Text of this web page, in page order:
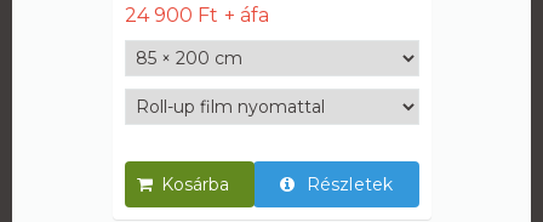
24 900 Ft
Részletek